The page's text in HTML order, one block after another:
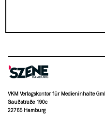
VKM Verlagskontor für Medieninhalte
Gaußstraße 190c
22765 Hamburg